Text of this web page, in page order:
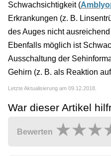
Schwachsichtigkeit (
Erkrankungen (z. B.
des Auges nicht ausreichend
Ebenfalls möglich ist
Ausschaltung der
Gehirn (z. B. als Reaktion
Letzte Aktualisierung am 09.12.2018.
War dieser Artikel
Bewerten